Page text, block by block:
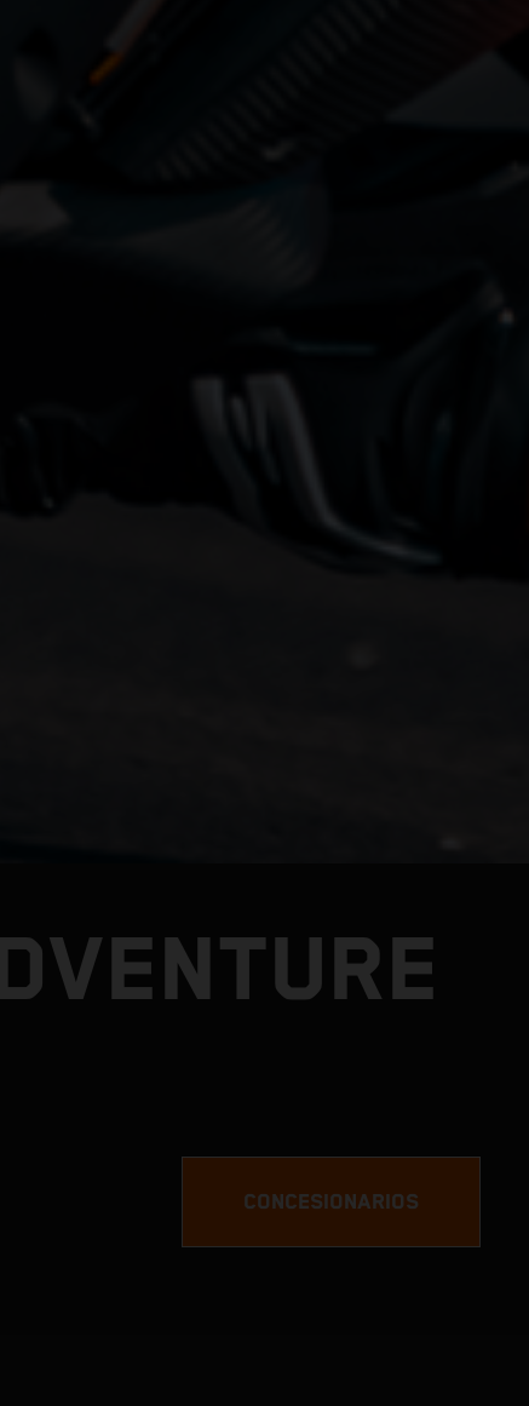
CONCESIONARIOS